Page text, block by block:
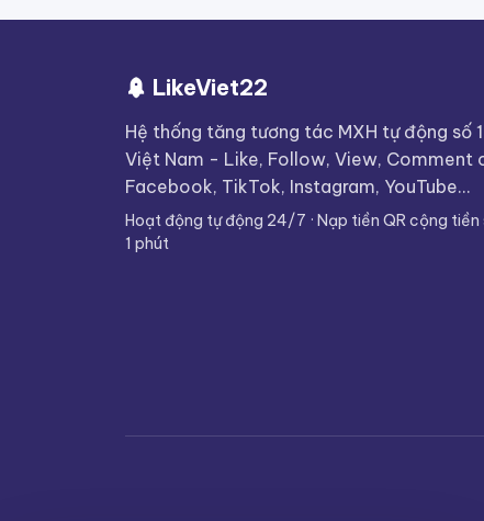
LikeViet22
Hệ thống tăng tương tác MXH tự động số 1
Việt Nam - Like, Follow, View, Comment
Facebook, TikTok, Instagram, YouTube...
Hoạt động tự động 24/7 · Nạp tiền QR cộng tiền
1 phút